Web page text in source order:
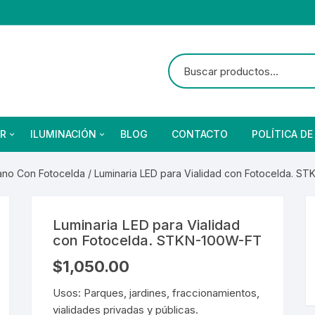
Ventiladores
y Detectores
y Detectores
Arillos
Suburbano Reflectores
ILUMINACIÓN
Focos
Focos Industriales
Focos Especiales
BLOG CONTACTO POLÍTICA DE
Con Fotocelda / Luminaria LED para Vialidad con Fotocelda.
Luminaria LED para Vialidad
con Fotocelda. STKN-100W-FT
$1,050.00
Usos: Parques, jardines, fraccionamientos,
vialidades privadas y públicas.